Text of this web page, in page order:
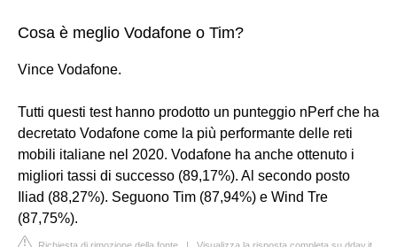
Cosa è meglio Vodafone o Tim?
Vince Vodafone.
Tutti questi test hanno prodotto un punteggio nPerf che ha
decretato Vodafone come la più performante delle reti
mobili italiane nel 2020. Vodafone ha anche ottenuto i
migliori tassi di successo (89,17%). Al secondo posto
Iliad (88,27%). Seguono Tim (87,94%) e Wind Tre
(87,75%).
Richiesta di rimozione della fonte | Visualizza la risposta completa su dday.it